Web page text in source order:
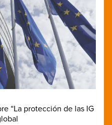
“La protección de las IG